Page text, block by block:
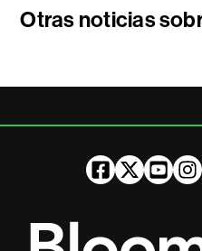
Otras noticias